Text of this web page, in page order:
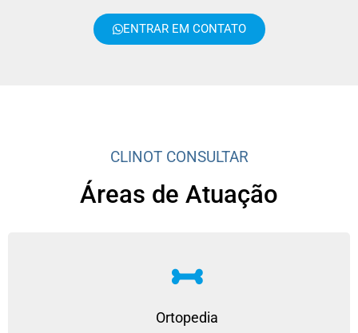
ENTRAR EM CONTATO
CLINOT CONSULTAR
Áreas de Atuação
Ortopedia